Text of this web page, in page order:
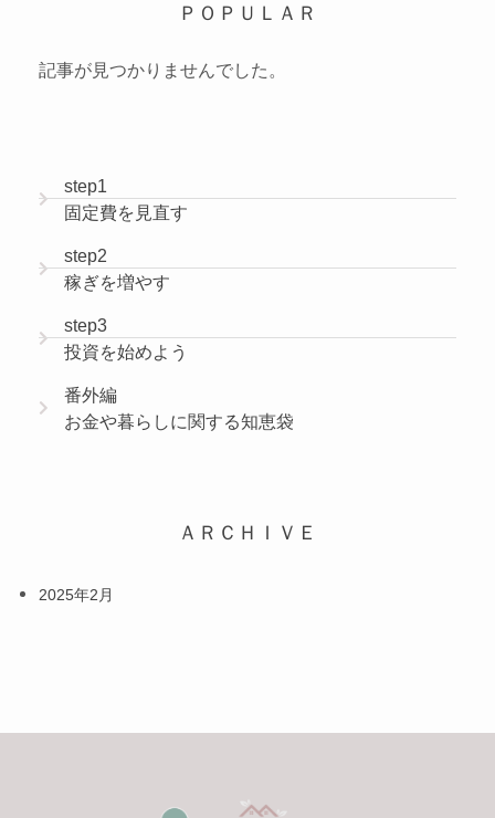
ＰＯＰＵＬＡＲ
記事が見つかりませんでした。
step1
固定費を見直す
step2
稼ぎを増やす
step3
投資を始めよう
番外編
お金や暮らしに関する知恵袋
ＡＲＣＨＩＶＥ
2025年2月